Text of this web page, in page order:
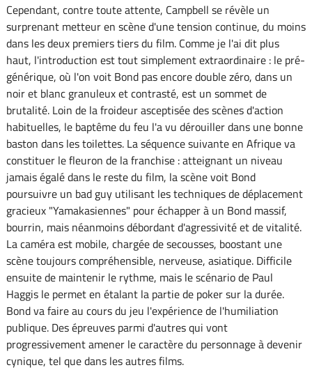
Cependant, contre toute attente, Campbell se révèle un
surprenant metteur en scène d'une tension continue, du moins
dans les deux premiers tiers du film. Comme je l'ai dit plus
haut, l'introduction est tout simplement extraordinaire : le pré-
générique, où l'on voit Bond pas encore double zéro, dans un
noir et blanc granuleux et contrasté, est un sommet de
brutalité. Loin de la froideur asceptisée des scènes d'action
habituelles, le baptême du feu l'a vu dérouiller dans une bonne
baston dans les toilettes. La séquence suivante en Afrique va
constituer le fleuron de la franchise : atteignant un niveau
jamais égalé dans le reste du film, la scène voit Bond
poursuivre un bad guy utilisant les techniques de déplacement
gracieux "Yamakasiennes" pour échapper à un Bond massif,
bourrin, mais néanmoins débordant d'agressivité et de vitalité.
La caméra est mobile, chargée de secousses, boostant une
scène toujours compréhensible, nerveuse, asiatique. Difficile
ensuite de maintenir le rythme, mais le scénario de Paul
Haggis le permet en étalant la partie de poker sur la durée.
Bond va faire au cours du jeu l'expérience de l'humiliation
publique. Des épreuves parmi d'autres qui vont
progressivement amener le caractère du personnage à devenir
cynique, tel que dans les autres films.